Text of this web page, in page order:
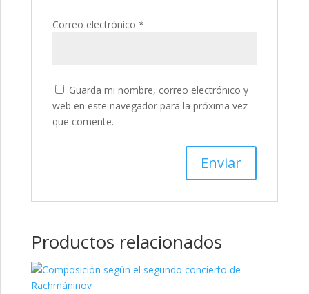
Correo electrónico *
Guarda mi nombre, correo electrónico y
web en este navegador para la próxima vez
que comente.
Productos relacionados